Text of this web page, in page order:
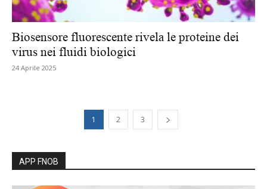
Biosensore fluorescente rivela le proteine dei
virus nei fluidi biologici
24 Aprile 2025
1 2 3
APP FNOB